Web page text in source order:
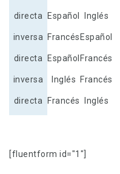
directa Español Inglés
inversa Francés Español
directa Español Francés
inversa Inglés Francés
directa Francés Inglés
[fluentform id="1"]